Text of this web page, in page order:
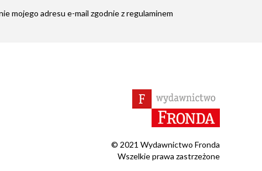
mojego adresu e-mail zgodnie zregulaminem
© 2021 Wydawnictwo Fronda
Wszelkie prawa zastrzeżone